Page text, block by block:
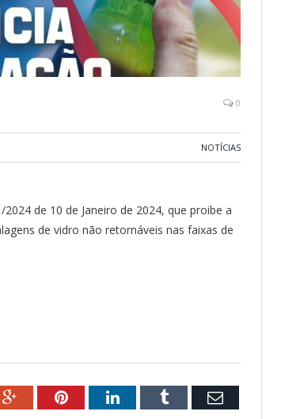
0
NOTÍCIAS
de 10 de Janeiro de 2024, que proibe a
de vidro não retornáveis nas faixas de
Google+PinterestLinkedInTumblr Email